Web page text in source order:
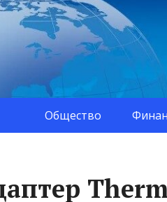
Общество